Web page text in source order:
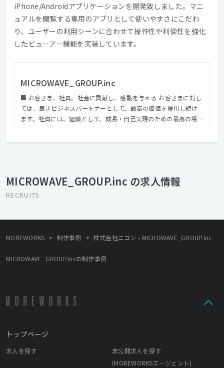
iPhone/Androidアプリケーションを開発致しました。マニ
ュアルを閲覧する専用のアプリとして使いやすさにこだわ
り、ユーザーの利用シーンに合わせて操作性や利便性を強化
したビューアー機能を実装しています。
MICROWAVE_GROUP.inc
■ お客さま、社員、社会に貢献し、感動を与える お客さまに対し
ては、良きビジネスパートナーとして、最高の価値を提供し続け
ます。社員には、組織として、成長・自己実現のための最高の場を
の分野のバランスを常に保つことで、良いサービスがご提供でき
ると考えております。故事では「三本の矢は折れない」と言いま
の集まりです。マイクロウェーブの全てのスタッフが、柔軟な発
活かしながら、仕事に取り組みます。マイクロウェーブはそれを
くてはできないことそれが私たち組織の考えです。
MICROWAVE_GROUP.inc の求人情報
RECRUITS
MOREWORKS > 制作事例 > 株式会社ニコン - MICROWAVE_GROUP.inc
MICROWAVE_GROUP.incの制作事例
トップページ
求人を探す
非公開求人を探す
(MOREWORKSエージェント)